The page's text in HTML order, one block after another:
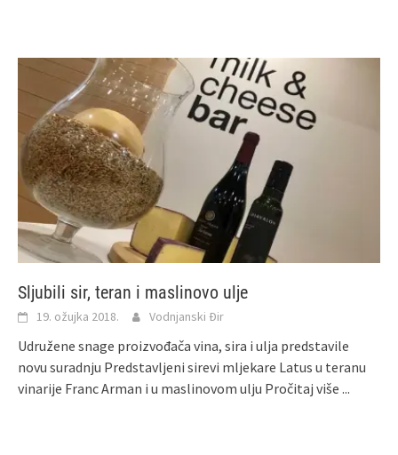
Sljubili sir, teran i maslinovo ulje
19. ožujka 2018. Vodnjanski Đir
Udružene snage proizvođača vina, sira i ulja predstavile
novu suradnju Predstavljeni sirevi mljekare Latus u teranu
vinarije Franc Arman i u maslinovom ulju Pročitaj više ...